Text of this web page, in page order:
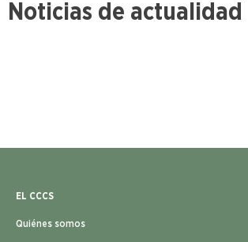
Noticias de actualidad
EL CCCS
Quiénes somos